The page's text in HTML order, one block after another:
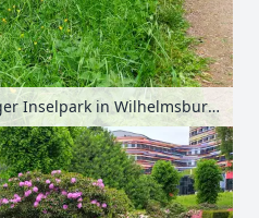
Uferweg im Wilhelmsburger Inselpark in Wilhelmsburg, Hamburg, Deutschland